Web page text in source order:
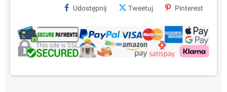
Udostępnij Tweetuj Pinterest